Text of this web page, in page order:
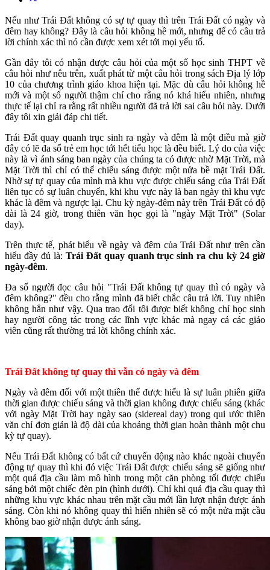
Nếu như Trái Đất không có sự tự quay thì trên Trái Đất có ngày và
đêm hay không? Đây là câu hỏi không hề mới, nhưng để có câu trả
lời chính xác thì nó cần được xem xét tới mọi yếu tố.
Gần đây tôi có nhận được câu hỏi của một số học sinh THPT về
câu hỏi như nêu trên, xuất phát từ một câu hỏi trong sách Địa lý lớp
10 của chương trình giáo khoa hiện tại. Mặc dù câu hỏi không hề
mới và một số người thậm chí cho rằng nó khá hiểu nhiên, nhưng
thực tế lại chỉ ra rằng rất nhiều người đã trả lời sai câu hỏi này. Dưới
đây tôi xin giải đáp chi tiết.
Trái Đất quay quanh trục sinh ra ngày và đêm là một điều mà giờ
đây có lẽ đa số trẻ em học tới hết tiểu học là đều biết. Lý do của việc
này là vì ánh sáng ban ngày của chúng ta có được nhờ Mặt Trời, mà
Mặt Trời thì chỉ có thể chiếu sáng được một nửa bề mặt Trái Đất.
Nhờ sự tự quay của mình mà khu vực được chiếu sáng của Trái Đất
liên tục có sự luân chuyển, khi khu vực này là ban ngày thì khu vực
khác là đêm và ngược lại. Chu kỳ ngày-đêm này trên Trái Đất có độ
dài là 24 giờ, trong thiên văn học gọi là "ngày Mặt Trời" (Solar
day).
Trên thực tế, phát biểu về ngày và đêm của Trái Đất như trên cần
hiểu đầy đủ là: Trái Đất quay quanh trục sinh ra chu kỳ 24 giờ
ngày-đêm.
Đa số người đọc câu hỏi "Trái Đất không tự quay thì có ngày và
đêm không?" đều cho rằng mình đã biết chắc câu trả lời. Tuy nhiên
không hẳn như vậy. Qua trao đổi tôi được biết không chỉ học sinh
hay người công tác trong các lĩnh vực khác mà ngay cả các giáo
viên cũng rất thường trả lời không chính xác.
Trái Đất không tự quay thì vẫn có ngày và đêm
Ngày và đêm đối với một thiên thể được hiểu là sự luân phiên giữa
thời gian được chiếu sáng và thời gian không được chiếu sáng (khác
với ngày Mặt Trời hay ngày sao (sidereal day) trong qui ước thiên
văn chỉ đơn giản là độ dài của khoảng thời gian hoàn thành một chu
kỳ tự quay).
Nếu Trái Đất không có bất cứ chuyển động nào khác ngoài chuyển
động tự quay thì khi đó việc Trái Đất được chiếu sáng sẽ giống như
một quả địa cầu làm mô hình trong một căn phòng tối được chiếu
sáng bởi một chiếc đèn pin (hình dưới). Chỉ khi quả địa cầu quay thì
những khu vực khác nhau trên mặt cầu mới lần lượt nhận được ánh
sáng. Còn khi nó không quay thì hiển nhiên sẽ có một nửa mặt cầu
không bao giờ nhận được ánh sáng.